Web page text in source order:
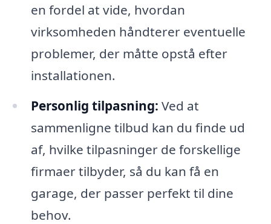
en fordel at vide, hvordan
virksomheden håndterer eventuelle
problemer, der måtte opstå efter
installationen.
Personlig tilpasning: Ved at
sammenligne tilbud kan du finde ud
af, hvilke tilpasninger de forskellige
firmaer tilbyder, så du kan få en
garage, der passer perfekt til dine
behov.